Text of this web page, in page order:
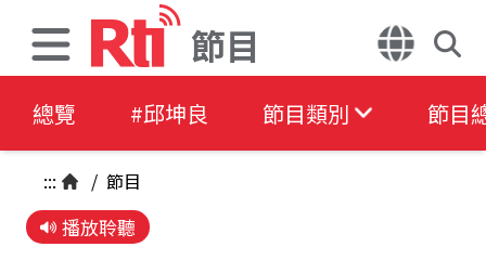
節目
總覽 #邱坤良 節目類別 節目
::: / 節目
播放聆聽